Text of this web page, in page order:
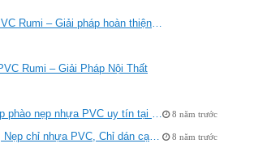
– Giải pháp hoàn thiện bề mặt thẩm mỹ và bền bỉ
Rumi – Giải Pháp Nội Thất
nẹp nhựa PVC uy tín tại Hà Nội 8 năm trước
nhựa PVC, Chỉ dán cạnh gỗ công nghiệp đẹp 8 năm trước